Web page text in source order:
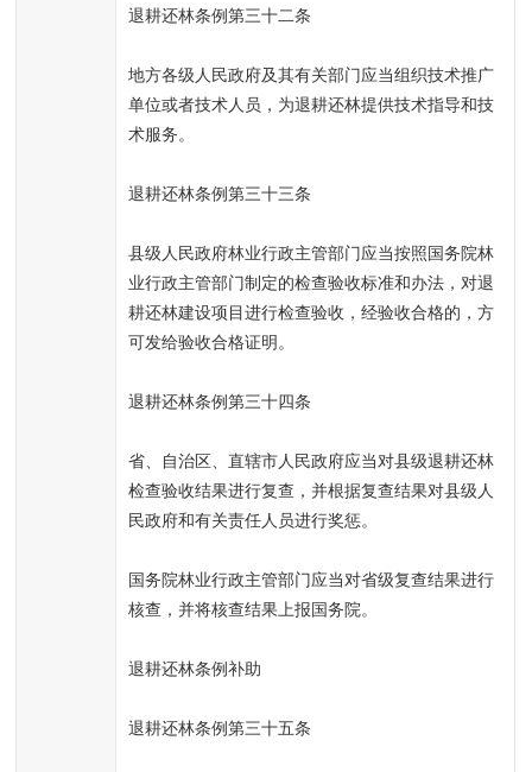
退耕还林条例第三十二条
地方各级人民政府及其有关部门应当组织技术推广
单位或者技术人员，为退耕还林提供技术指导和技
术服务。
退耕还林条例第三十三条
县级人民政府林业行政主管部门应当按照国务院林
业行政主管部门制定的检查验收标准和办法，对退
耕还林建设项目进行检查验收，经验收合格的，方
可发给验收合格证明。
退耕还林条例第三十四条
省、自治区、直辖市人民政府应当对县级退耕还林
检查验收结果进行复查，并根据复查结果对县级人
民政府和有关责任人员进行奖惩。
国务院林业行政主管部门应当对省级复查结果进行
核查，并将核查结果上报国务院。
退耕还林条例补助
退耕还林条例第三十五条